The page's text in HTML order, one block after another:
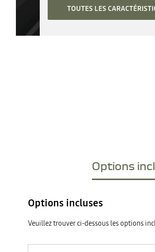
TOUTES LES
Options
Options incluses
Veuillez trouver ci-dessous les options